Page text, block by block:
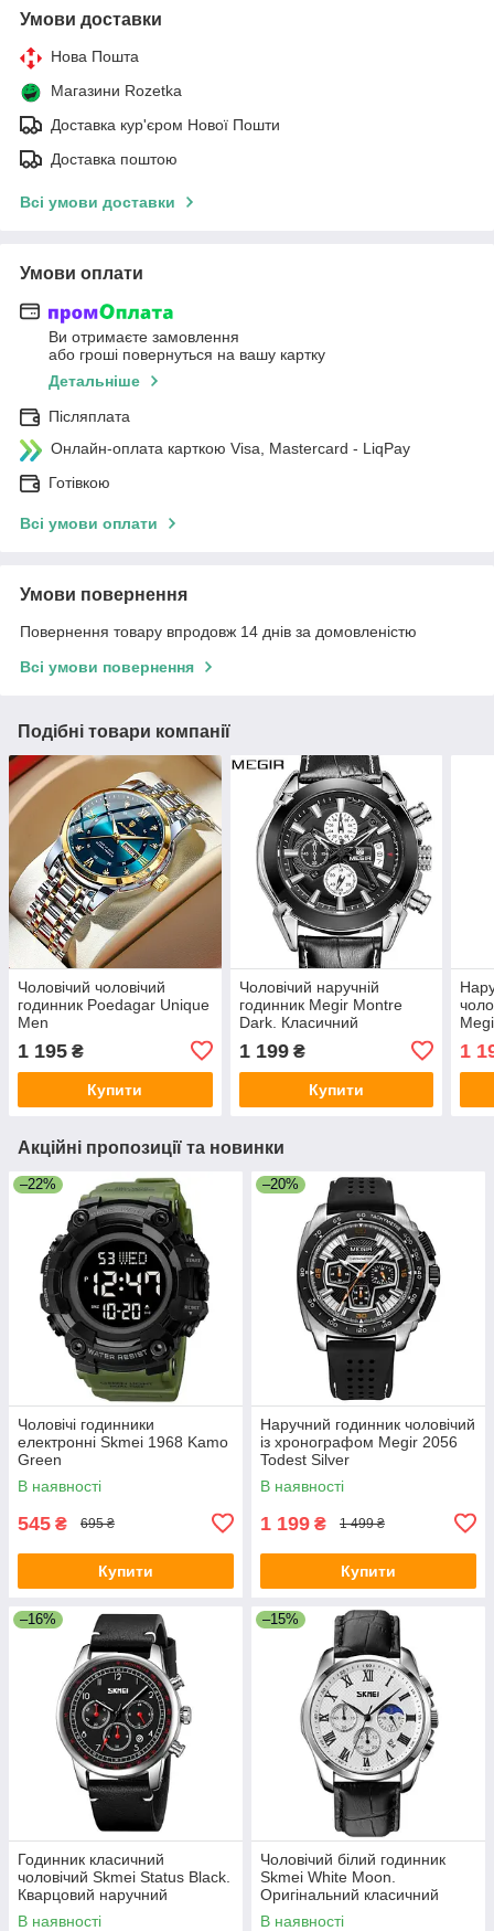
Умови доставки
Нова Пошта
Магазини Rozetka
Доставка кур'єром Нової Пошти
Доставка поштою
Всі умови доставки
Умови оплати
Ви отримаєте замовлення
або гроші повернуться на вашу картку
Детальніше
Післяплата
Онлайн-оплата карткою Visa, Mastercard - LiqPay
Готівкою
Всі умови оплати
Умови повернення
Повернення товару впродовж 14 днів за домовленістю
Всі умови повернення
Подібні товари компанії
Чоловічий чоловічий
годинник Poedagar Unique
Men
1 195 ₴
Купити
Чоловічий наручній
годинник Megir Montre
Dark. Класичний
ремінці
1 199₴
Купити
1
Акційні пропозиції та новинки
–22%
Чоловічі годинники
електронні Skmei 1968 Kamo
Green
В наявності
545 ₴ 695 ₴
Купити
–20%
Наручний годинник чоловічий
із хронографом Megir 2056
Todest Silver
В наявності
1 199 ₴ 1 499 ₴
Купити
–16%
Годинник класичний
чоловічий Skmei Status Black.
Кварцовий наручний
годинник із датою
В наявності
–15%
Чоловічий білий годинник
Skmei White Moon.
Оригінальний класичний
годинник
В наявності